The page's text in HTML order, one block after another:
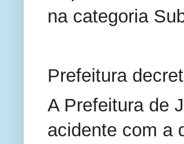
na categoria
Prefeitura
A Prefeitura de
acidente com a